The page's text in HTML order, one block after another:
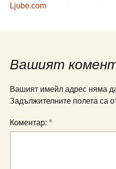
Ljube.com
Вашият
Вашият имейл адрес няма
Задължителните полета са
Коментар: *